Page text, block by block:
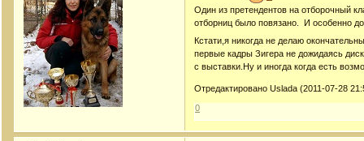
Один из претендентов на отборочный
отборниц было повязано. И особенно
Кстати,я никогда не делаю
первые кадры Зигера не дожидаясь
с выставки.Ну и иногда когда есть
Отредактировано Uslada (2011-07-28
0